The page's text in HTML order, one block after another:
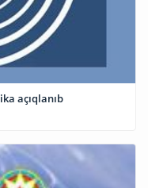
açıqlanıb